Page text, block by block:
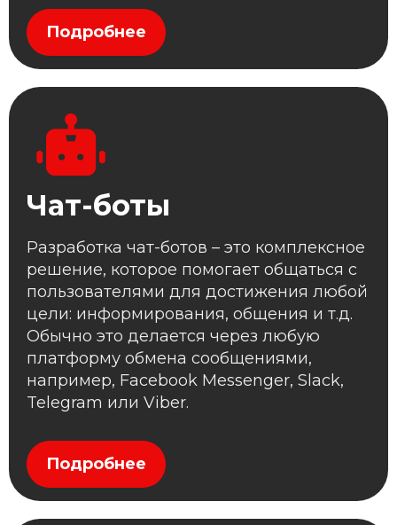
Подробнее
Чат-боты
Разработка чат-ботов – это комплексное
решение, которое помогает общаться с
пользователями для достижения любой
цели: информирования, общения и т.д.
Обычно это делается через любую
платформу обмена сообщениями,
например, Facebook Messenger, Slack,
Telegram или Viber.
Подробнее